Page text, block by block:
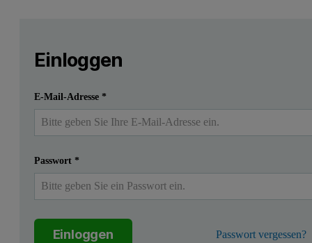
Einreichen
Einloggen
E-Mail-Adresse *
Passwort *
Einloggen Passwort vergessen?